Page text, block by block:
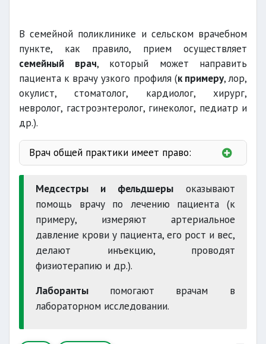
В семейной поликлинике и сельском врачебном
пункте, как правило, прием осуществляет
семейный врач, который может направить
пациента к врачу узкого профиля (к примеру, лор,
окулист, стоматолог, кардиолог, хирург,
невролог, гастроэнтеролог, гинеколог, педиатр и
др.).
Врач общей практики имеет право:
квалификацию
листки нетрудоспособности
свидетельство о
Медсестры и фельдшеры оказывают
помощь врачу по лечению пациента (к
примеру, измеряют артериальное
давление крови у пациента, его рост и вес,
делают инъекцию, проводят
физиотерапию и др.).
Лаборанты помогают врачам в
лабораторном исследовании.